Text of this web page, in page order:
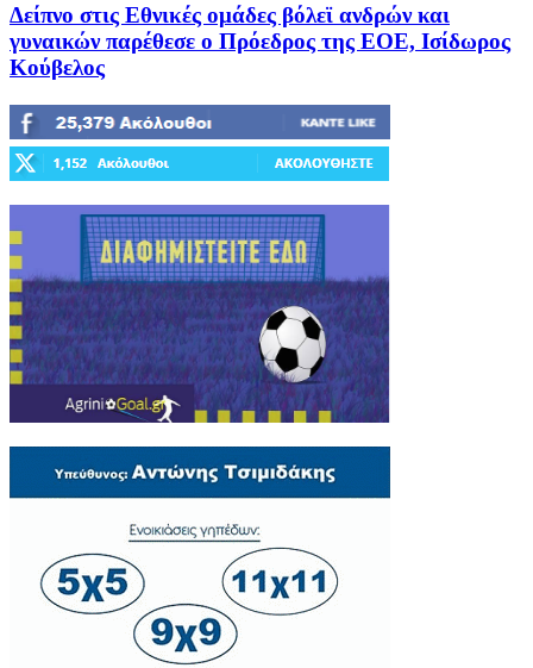
Δείπνο στις Εθνικές ομάδες βόλεϊ ανδρών και
γυναικών παρέθεσε ο Πρόεδρος της ΕΟΕ, Ισίδωρος
Κούβελος